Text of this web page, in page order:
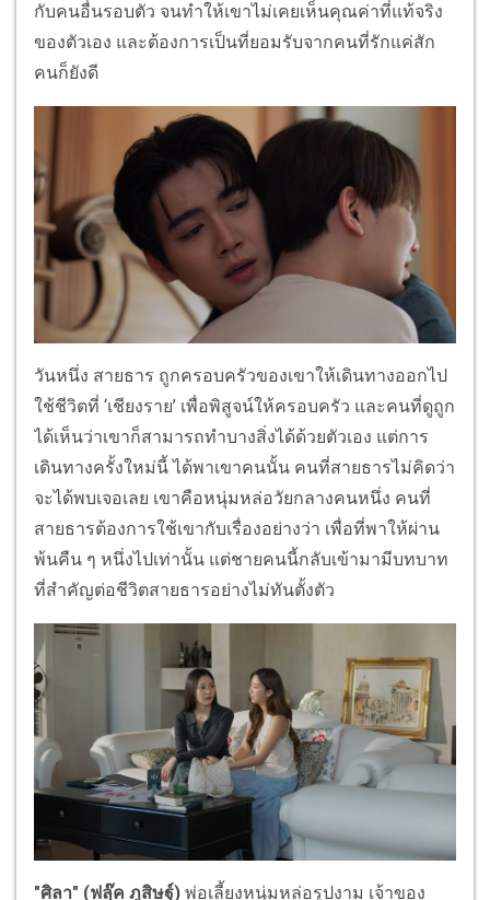
กับคนอื่นรอบตัว จนทำให้เขาไม่เคยเห็นคุณค่าที่แท้จริง
ของตัวเอง และต้องการเป็นที่ยอมรับจากคนที่รักแค่สัก
คนก็ยังดี
วันหนึ่ง สายธาร ถูกครอบครัวของเขาให้เดินทางออกไป
ใช้ชีวิตที่ ‘เชียงราย’ เพื่อพิสูจน์ให้ครอบครัว และคนที่ดูถูก
ได้เห็นว่าเขาก็สามารถทำบางสิ่งได้ด้วยตัวเอง แต่การ
เดินทางครั้งใหม่นี้ ได้พาเขาคนนั้น คนที่สายธารไม่คิดว่า
จะได้พบเจอเลย เขาคือหนุ่มหล่อวัยกลางคนหนึ่ง คนที่
สายธารต้องการใช้เขากับเรื่องอย่างว่า เพื่อที่พาให้ผ่าน
พ้นคืน ๆ หนึ่งไปเท่านั้น แต่ชายคนนี้กลับเข้ามามีบทบาท
ที่สำคัญต่อชีวิตสายธารอย่างไม่ทันตั้งตัว
"ศิลา" (ฟลุ๊ค ภูสิษฐ์) พ่อเลี้ยงหนุ่มหล่อรูปงาม เจ้าของ